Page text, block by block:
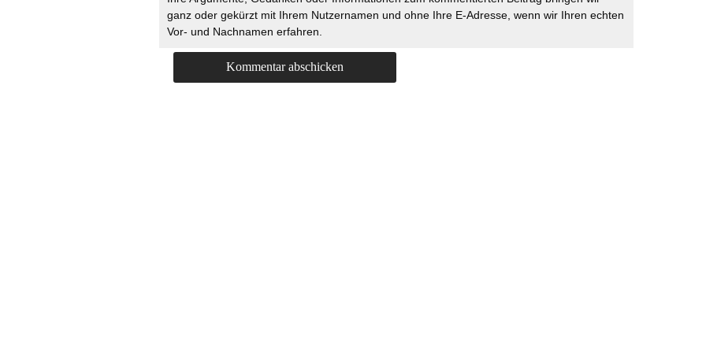
ganz oder gekürzt mit Ihrem Nutzernamen und ohne Ihre E-Adresse, wenn wir Ihren echten
Vor- und Nachnamen erfahren.